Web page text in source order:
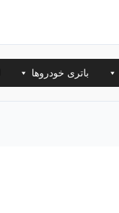
باتری خودروها